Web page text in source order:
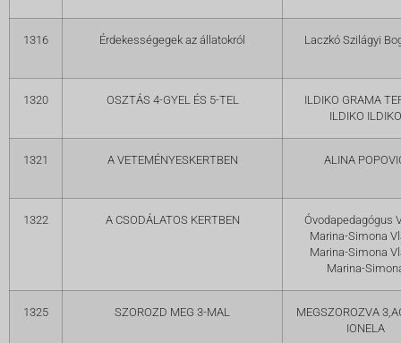
1316 Érdekességegek az állatokról Laczkó Szilágyi
1320 OSZTÁS 4-GYEL ÉS 5-TEL
ILDIKO GRAMA
ILDIKO ILDIKO
1321 A VETEMÉNYESKERTBEN ALINA
1322 A CSODÁLATOS KERTBEN
Óvodapedagógus
Marina-Simona
Marina-Simona
Marina-
1325 SZOROZD MEG 3-MAL
MEGSZOROZVA
IONELA